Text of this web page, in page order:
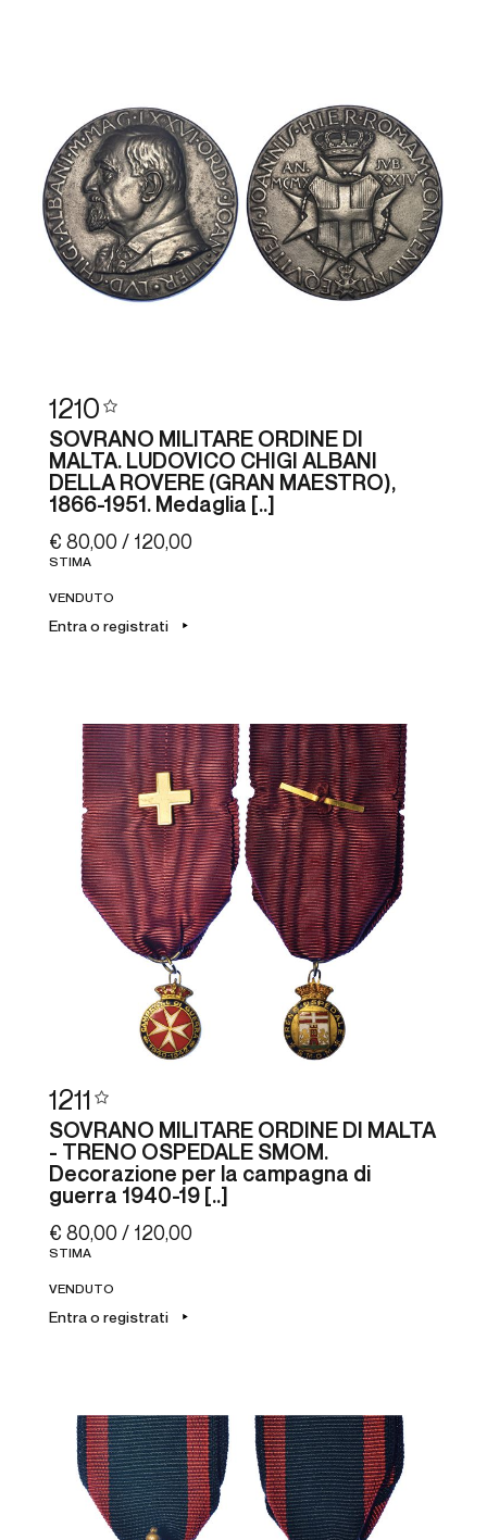
1210
SOVRANO MILITARE ORDINE DI
MALTA. LUDOVICO CHIGI ALBANI
DELLA ROVERE (GRAN MAESTRO),
1866-1951. Medaglia [..]
€ 80,00 / 120,00
STIMA
VENDUTO
Entra o registrati
1211
SOVRANO MILITARE ORDINE DI MALTA
- TRENO OSPEDALE SMOM.
Decorazione per la campagna di
guerra 1940-19 [..]
€ 80,00 / 120,00
STIMA
VENDUTO
Entra o registrati